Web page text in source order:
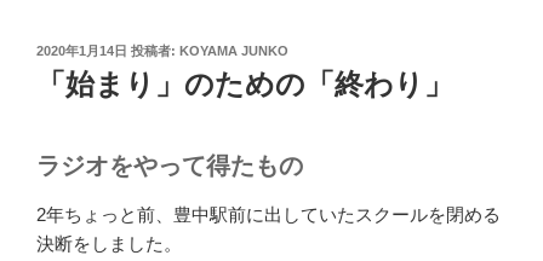
投
2020年1月14日 投稿者: KOYAMA JUNKO
「始まり」のための「終わり」
ラジオをやって得たもの
2年ちょっと前、豊中駅前に出していたスクールを閉める
決断をしました。